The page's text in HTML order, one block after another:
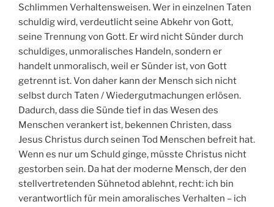
Schlimmen Verhaltensweisen. Wer in einzelnen Taten
schuldig wird, verdeutlicht seine Abkehr von Gott,
seine Trennung von Gott. Er wird nicht Sünder durch
schuldiges, unmoralisches Handeln, sondern er
handelt unmoralisch, weil er Sünder ist, von Gott
getrennt ist. Von daher kann der Mensch sich nicht
selbst durch Taten / Wiedergutmachungen erlösen.
Dadurch, dass die Sünde tief in das Wesen des
Menschen verankert ist, bekennen Christen, dass
Jesus Christus durch seinen Tod Menschen befreit hat.
Wenn es nur um Schuld ginge, müsste Christus nicht
gestorben sein. Da hat der moderne Mensch, der den
stellvertretenden Sühnetod ablehnt, recht: ich bin
verantwortlich für mein amoralisches Verhalten – ich